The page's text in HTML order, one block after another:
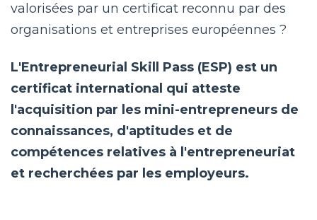
valorisées par un certificat reconnu par des
organisations et entreprises européennes ?
L'Entrepreneurial Skill Pass (ESP) est un
certificat international qui atteste
l'acquisition par les mini-entrepreneurs de
connaissances, d'aptitudes et de
compétences relatives à l'entrepreneuriat
et recherchées par les employeurs.